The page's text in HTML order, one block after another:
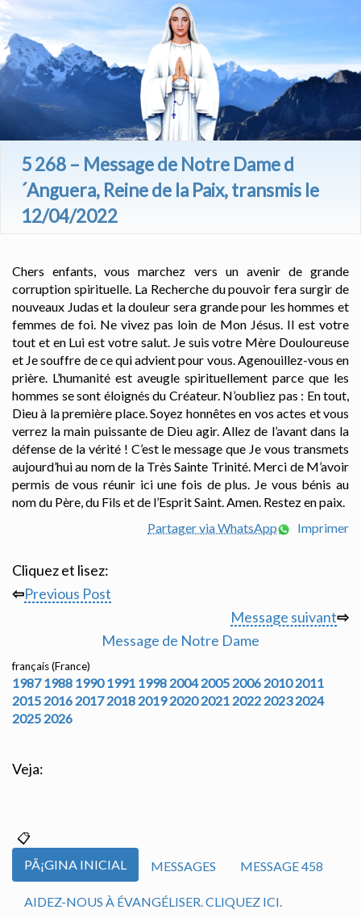
5 268 – Message de Notre Dame d
´Anguera, Reine de la Paix, transmis le
12/04/2022
Chers enfants, vous marchez vers un avenir de grande
corruption spirituelle. La Recherche du pouvoir fera surgir de
nouveaux Judas et la douleur sera grande pour les hommes et
femmes de foi. Ne vivez pas loin de Mon Jésus. Il est votre
tout et en Lui est votre salut. Je suis votre Mère Douloureuse
et Je souffre de ce qui advient pour vous. Agenouillez-vous en
prière. L’humanité est aveugle spirituellement parce que les
hommes se sont éloignés du Créateur. N’oubliez pas : En tout,
Dieu à la première place. Soyez honnêtes en vos actes et vous
verrez la main puissante de Dieu agir. Allez de l’avant dans la
défense de la vérité ! C’est le message que Je vous transmets
aujourd’hui au nom de la Très Sainte Trinité. Merci de M’avoir
permis de vous réunir ici une fois de plus. Je vous bénis au
nom du Père, du Fils et de l’Esprit Saint. Amen. Restez en paix.
Partager via WhatsApp
Imprimer
Cliquez et lisez:
⇦Previous Post
Message suivant⇨
Message de Notre Dame
français (France)
1987 1988 1990 1991 1998 2004 2005 2006 2010 2011
2015 2016 2017 2018 2019 2020 2021 2022 2023 2024
2025 2026
Veja:
PÃ¡GINA INICIAL MESSAGES MESSAGE 458
AIDEZ-NOUS À ÉVANGÉLISER. CLIQUEZ ICI.